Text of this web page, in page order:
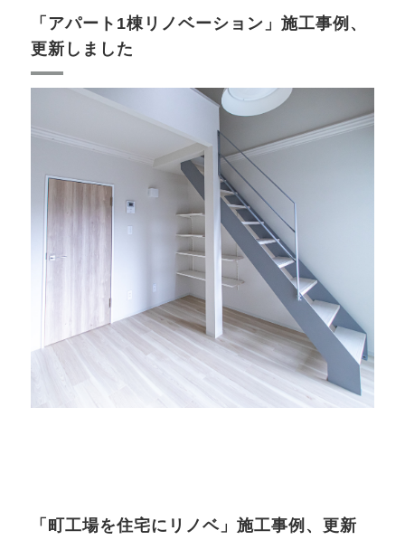
「アパート1棟リノベーション」施工事例、
更新しました
「町工場を住宅にリノベ」施工事例、更新